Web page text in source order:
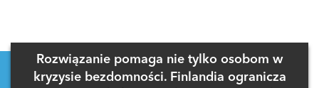
Rozwiązanie pomaga nie tylko osobom w
kryzysie bezdomności. Finlandia ogranicza